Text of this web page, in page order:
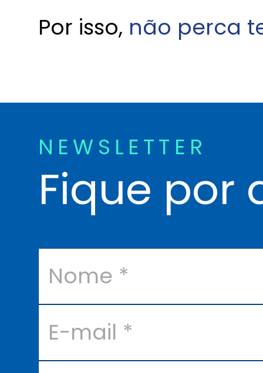
Por isso, não perca
NEWSLETTER
Fique por
N
E
lE